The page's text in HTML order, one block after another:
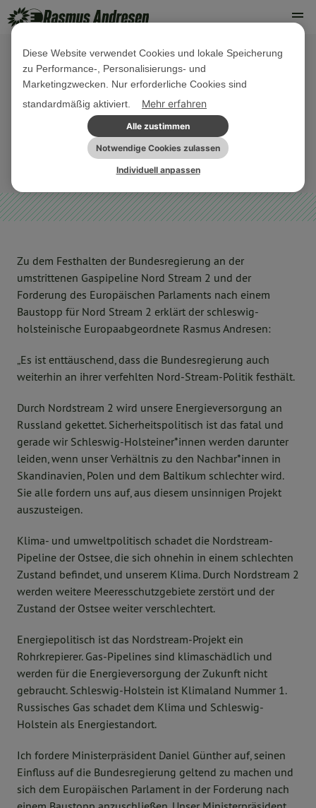
25. JANUAR 2021
Nord Stream schadet Schleswig-
Holstein und muss gestoppt werden!
NORDDEUTSCHLAND PRESSEMITTEILUNG
Zu dem Festhalten der Bundesregierung an der
umstrittenen Gaspipeline Nord Stream 2 und der
Forderung des Europäischen Parlaments nach einem
Baustopp für Nord Stream 2 erklärt der schleswig-
holsteinische Europaabgeordnete Rasmus Andresen:
„Es ist enttäuschend, dass die Bundesregierung auch
weiterhin an ihrer verfehlten Nord-Stream-Politik festhält.
Durch Nordstream 2 wird unsere Energieversorgung an
Russland gekettet. Sicherheitspolitisch ist das fatal und
gerade wir Schleswig-Holsteiner*innen werden darunter
leiden, wenn unser Verhältnis zu den Nachbar*innen in
Skandinavien, Polen und dem Baltikum schlechter wird.
Sie alle fordern uns auf, aus diesem unsinnigen Projekt
auszusteigen.
Klima- und umweltpolitisch schadet die Nordstream-
Pipeline der Ostsee, die sich ohnehin in einem schlechten
Zustand befindet, und unserem Klima. Durch Nordstream 2
werden weitere Meeresschutzgebiete zerstört und der
Zustand der Ostsee weiter verschlechtert.
Energiepolitisch ist das Nordstream-Projekt ein
Rohrkrepierer. Gas-Pipelines sind klimaschädlich und
werden für die Energieversorgung der Zukunft nicht
gebraucht. Schleswig-Holstein ist Klimaland Nummer 1.
Russisches Gas schadet dem Klima und Schleswig-
Holstein als Energiestandort.
Ich fordere Ministerpräsident Daniel Günther auf, seinen
Einfluss auf die Bundesregierung geltend zu machen und
sich dem Europäischen Parlament in der Forderung nach
Diese Website verwendet Cookies und lokale Speicherung
zu Performance-, Personalisierungs- und
Marketingzwecken. Nur erforderliche Cookies sind
standardmäßig aktiviert.
Mehr erfahren
Alle zustimmen
Notwendige Cookies zulassen
Individuell anpassen